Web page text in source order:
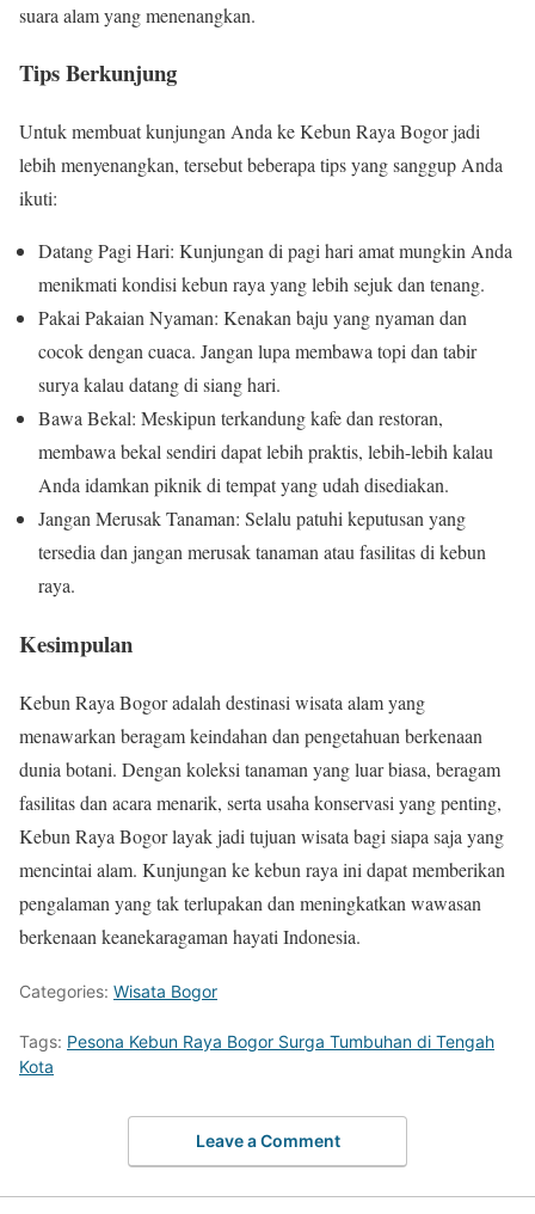
suara alam yang menenangkan.
Tips Berkunjung
Untuk membuat kunjungan Anda ke Kebun Raya Bogor jadi
lebih menyenangkan, tersebut beberapa tips yang sanggup Anda
ikuti:
Datang Pagi Hari: Kunjungan di pagi hari amat mungkin Anda
menikmati kondisi kebun raya yang lebih sejuk dan tenang.
Pakai Pakaian Nyaman: Kenakan baju yang nyaman dan
cocok dengan cuaca. Jangan lupa membawa topi dan tabir
surya kalau datang di siang hari.
Bawa Bekal: Meskipun terkandung kafe dan restoran,
membawa bekal sendiri dapat lebih praktis, lebih-lebih kalau
Anda idamkan piknik di tempat yang udah disediakan.
Jangan Merusak Tanaman: Selalu patuhi keputusan yang
tersedia dan jangan merusak tanaman atau fasilitas di kebun
raya.
Kesimpulan
Kebun Raya Bogor adalah destinasi wisata alam yang
menawarkan beragam keindahan dan pengetahuan berkenaan
dunia botani. Dengan koleksi tanaman yang luar biasa, beragam
fasilitas dan acara menarik, serta usaha konservasi yang penting,
Kebun Raya Bogor layak jadi tujuan wisata bagi siapa saja yang
mencintai alam. Kunjungan ke kebun raya ini dapat memberikan
pengalaman yang tak terlupakan dan meningkatkan wawasan
berkenaan keanekaragaman hayati Indonesia.
Categories: Wisata Bogor
Tags: Pesona Kebun Raya Bogor Surga Tumbuhan di Tengah
Kota
Leave a Comment